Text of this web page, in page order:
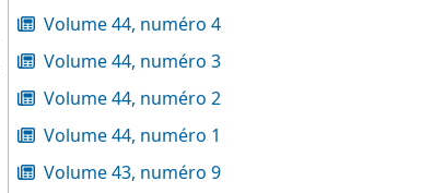
Volume 44, numéro 4
Volume 44, numéro 3
Volume 44, numéro 2
Volume 44, numéro 1
Volume 43, numéro 9